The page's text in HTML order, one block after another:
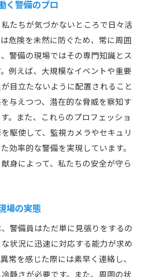
く警備のプロ
たちが気づかないところで日々活
危険を未然に防ぐため、常に周囲
警備の現場ではその専門知識とス
例えば、大規模なイベントや重要
目立たないように配置されること
与えつつ、潜在的な脅威を察知す
。また、これらのプロフェッショ
駆使して、監視カメラやセキュリ
効率的な警備を実現しています。
身によって、私たちの安全が守ら
場の実態
警備員はただ単に見張りをするの
状況に迅速に対応する能力が求め
常を感じた際には素早く連絡し、
静さが必要です。また、周囲の状